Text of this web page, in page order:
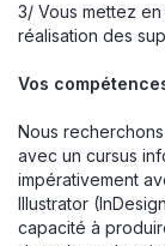
3/ Vous mettez
réalisation des
Vos
Nous
avec un cursus
impérativement
Illustrator
capacité à